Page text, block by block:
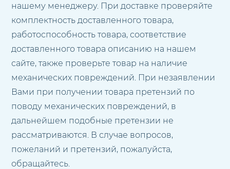
нашему менеджеру. При доставке проверяйте
комплектность доставленного товара,
работоспособность товара, соответствие
доставленного товара описанию на нашем
сайте, также проверьте товар на наличие
механических повреждений. При незаявлении
Вами при получении товара претензий по
поводу механических повреждений, в
дальнейшем подобные претензии не
рассматриваются. В случае вопросов,
пожеланий и претензий, пожалуйста,
обращайтесь.